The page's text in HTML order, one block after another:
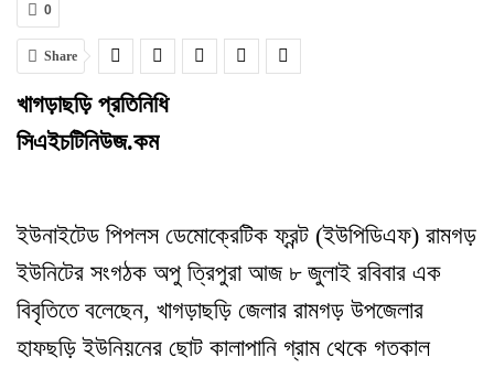
0
Share
খাগড়াছড়ি প্রতিনিধি
সিএইচটিনিউজ.কম
ইউনাইটেড পিপলস ডেমোক্রেটিক ফ্রন্ট (ইউপিডিএফ) রামগড়
ইউনিটের সংগঠক অপু ত্রিপুরা আজ ৮ জুলাই রবিবার এক
বিবৃতিতে বলেছেন, খাগড়াছড়ি জেলার রামগড় উপজেলার
হাফছড়ি ইউনিয়নের ছোট কালাপানি গ্রাম থেকে গতকাল